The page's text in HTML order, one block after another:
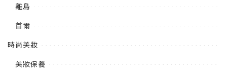
離島
首爾
時尚美妝
美妝保養